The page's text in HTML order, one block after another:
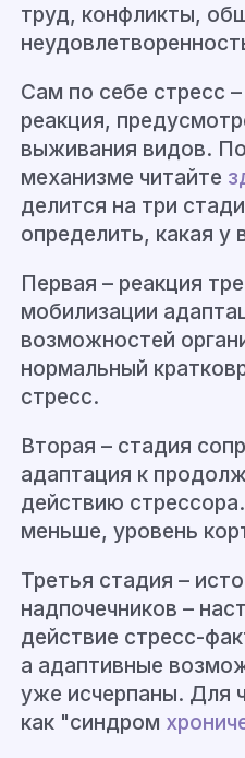
труд, конфликты,
Сам по себе стресс
реакция,
выживания видов.
механизме читайте
делится на три
определить, какая у
Первая – реакция
мобилизации
возможностей
нормальный
стресс.
Вторая – стадия
адаптация к
действию
меньше, уровень
Третья стадия –
надпочечников –
действие стресс-
а адаптивные
уже исчерпаны. Для
как "синдром